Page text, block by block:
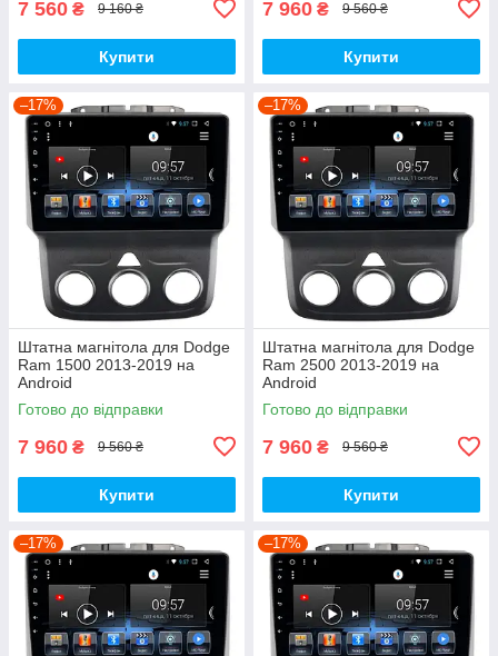
7 560 ₴ 9 160 ₴
Купити
7 960 ₴ 9 560 ₴
Купити
–17%
Штатна магнітола для Dodge
Ram 1500 2013-2019 на
Android
Готово до відправки
7 960 ₴ 9 560 ₴
Купити
–17%
Штатна магнітола для Dodge
Ram 2500 2013-2019 на
Android
Готово до відправки
7 960 ₴ 9 560 ₴
Купити
–17% –17%